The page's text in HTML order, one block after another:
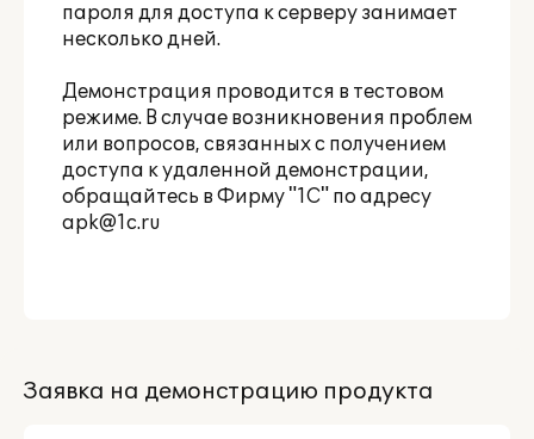
пароля для доступа к серверу занимает
несколько дней.
Демонстрация проводится в тестовом
режиме. В случае возникновения проблем
или вопросов, связанных с получением
доступа к удаленной демонстрации,
обращайтесь в Фирму "1С" по адресу
apk@1c.ru
Заявка на демонстрацию продукта